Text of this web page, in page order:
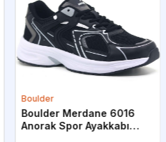
Boulder
Boulder Merdane 6016
Anorak Spor Ayakkabı